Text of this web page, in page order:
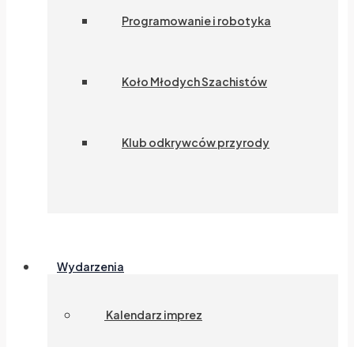
Programowanie i robotyka
Koło Młodych Szachistów
Klub odkrywców przyrody
Wydarzenia
Kalendarz imprez